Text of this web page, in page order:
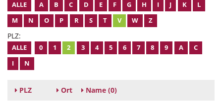
ALLE A B C D E F G H I J K
L
M
N O P R S T V W Z
PLZ:
ALLE 0 1 2 3 4 5 6 7 8 9 A
C
I
N
PLZ Ort Name (0)